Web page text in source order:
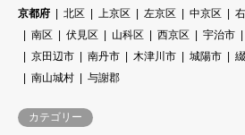
京都府
北区 上京区 左京区 中京区
南区
伏見区 山科区 西京区 宇治市
京田辺市
南丹市 木津川市 城陽市
南山城村
与謝郡
カテゴリー